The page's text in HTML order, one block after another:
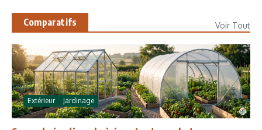
Comparatifs Voir Tout
Extérieur Jardinage